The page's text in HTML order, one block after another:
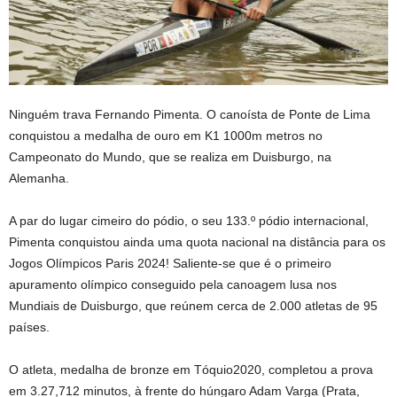
Ninguém trava Fernando Pimenta. O canoísta de Ponte de Lima
conquistou a medalha de ouro em K1 1000m metros no
Campeonato do Mundo, que se realiza em Duisburgo, na
Alemanha.
A par do lugar cimeiro do pódio, o seu 133.º pódio internacional,
Pimenta conquistou ainda uma quota nacional na distância para os
Jogos Olímpicos Paris 2024! Saliente-se que é o primeiro
apuramento olímpico conseguido pela canoagem lusa nos
Mundiais de Duisburgo, que reúnem cerca de 2.000 atletas de 95
países.
O atleta, medalha de bronze em Tóquio2020, completou a prova
em 3.27,712 minutos, à frente do húngaro Adam Varga (Prata,